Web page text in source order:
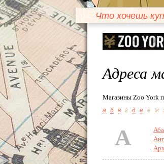
Что хочешь
Адреса
Магазины Zoo York
а б в г д е ё ж
А